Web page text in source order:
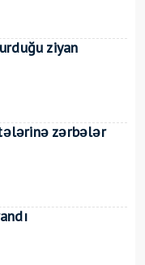
ziyan
zərbələr